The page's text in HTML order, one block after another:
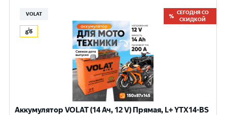
VOLAT
СЕГОДНЯ СО
СКИДКОЙ
Аккумулятор VOLAT (14 Ач, 12 V) Прямая, L+ YTX14-BS